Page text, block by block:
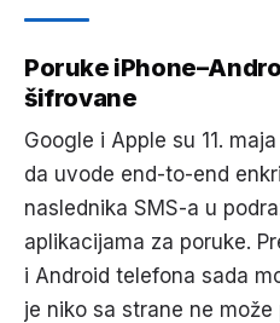
Poruke
šifrovane
Google i Apple su 11.
da uvode end-to-end
naslednika SMS-a u
aplikacijama za poruke.
i Android telefona sada
je niko sa strane ne